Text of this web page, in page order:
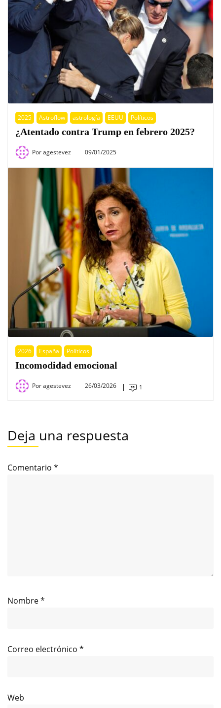
2025 Astroflow astrología EEUU Políticos
¿Atentado contra Trump en febrero 2025?
Poragestevez 09/01/2025
2026 España Políticos
Incomodidad emocional
Poragestevez 26/03/2026 1
Deja una respuesta
Comentario *
Nombre*
Correo electrónico *
Web